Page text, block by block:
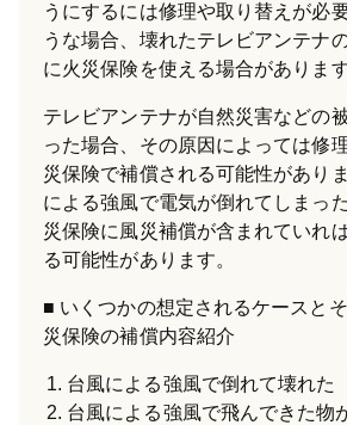
うにするには修理や取り替えが必
うな場合、壊れたテレビアンテナ
に火災保険を使える場合があります
テレビアンテナが自然災害などの
った場合、その原因によっては修
災保険で補償される可能性があり
による強風で電気が倒れてしまっ
災保険に風災補償が含まれていれ
る可能性があります。
いくつかの想定されるケースと
災保険の補償内容紹介
台風による強風で倒れて壊れた
台風による強風で飛んできた物